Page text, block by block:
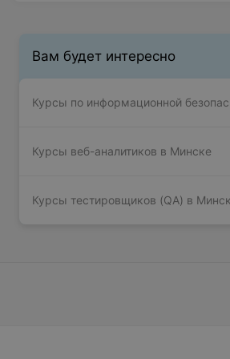
Вам будет интересно
Курсы по информационной
Курсы веб-аналитиков в Минске
Курсы тестировщиков (QA) в